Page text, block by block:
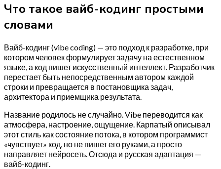
Что такое вайб-кодинг простыми
словами
Вайб-кодинг (vibe coding) — это подход к разработке, при
котором человек формулирует задачу на естественном
языке, а код пишет искусственный интеллект. Разработчик
перестает быть непосредственным автором каждой
строки и превращается в постановщика задач,
архитектора и приемщика результата.
Название родилось не случайно. Vibe переводится как
атмосфера, настроение, ощущение. Карпатый описывал
этот стиль как состояние потока, в котором программист
«чувствует» код, но не пишет его руками, а просто
направляет нейросеть. Отсюда и русская адаптация —
вайб-кодинг.